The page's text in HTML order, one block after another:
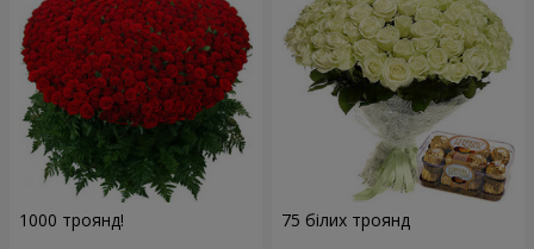
1000 троянд! 75 білих троянд